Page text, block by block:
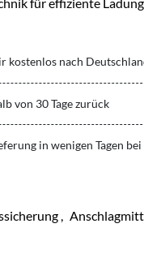
kostenlos nach
von 30 Tage zurück
in wenigen Tagen
,